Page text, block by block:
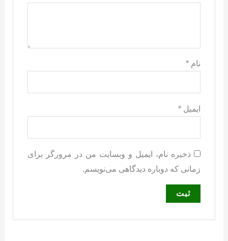
نام*
ایمیل*
ذخیره نام، ایمیل و وبسایت من در مرورگر برای
زمانی که دوباره دیدگاهی می‌نویسم.